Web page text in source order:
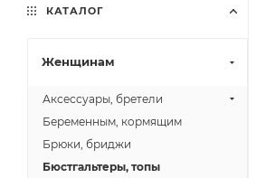
КАТАЛОГ
Женщинам
Аксессуары, бретели
Беременным, кормящим
Брюки, бриджи
Бюстгальтеры, топы